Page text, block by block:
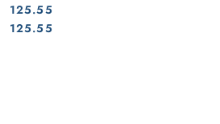
Cena:
125.55
Cena:
125.55